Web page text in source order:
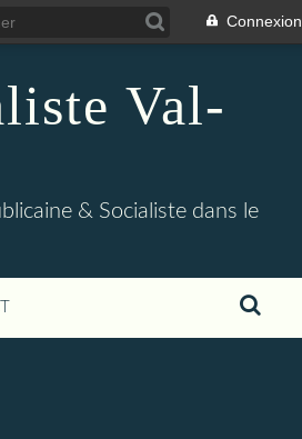
Connexion
Val-
& Socialiste dans le